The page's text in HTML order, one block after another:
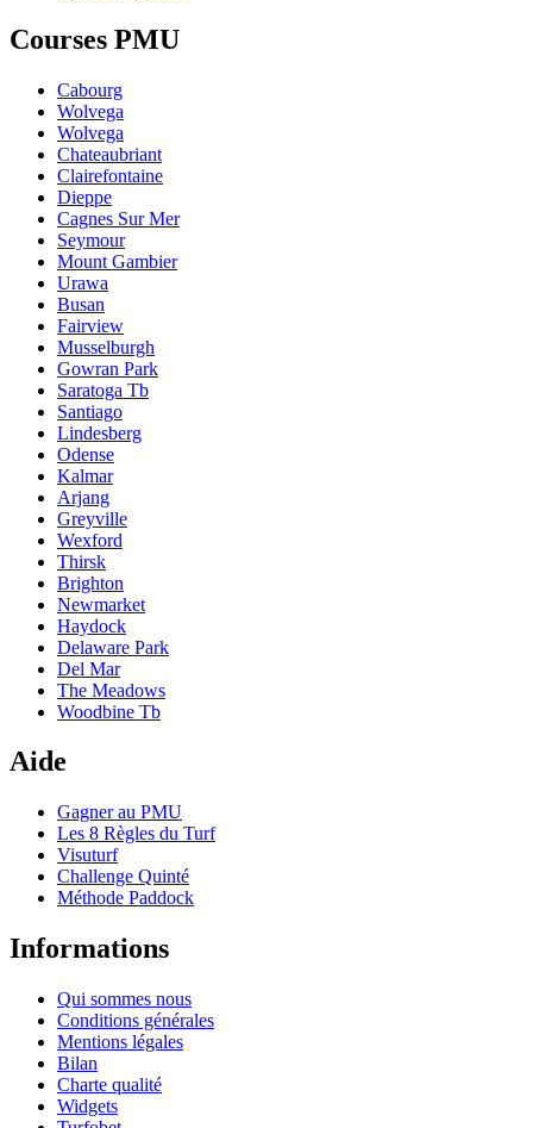
Courses PMU
Cabourg
Wolvega
Wolvega
Chateaubriant
Clairefontaine
Dieppe
Cagnes Sur Mer
Seymour
Mount Gambier
Urawa
Busan
Fairview
Musselburgh
Gowran Park
Saratoga Tb
Santiago
Lindesberg
Odense
Kalmar
Arjang
Greyville
Wexford
Thirsk
Brighton
Newmarket
Haydock
Delaware Park
Del Mar
The Meadows
Woodbine Tb
Aide
Gagner au PMU
Les 8 Règles du Turf
Visuturf
Challenge Quinté
Méthode Paddock
Informations
Qui sommes nous
Conditions générales
Mentions légales
Bilan
Charte qualité
Widgets